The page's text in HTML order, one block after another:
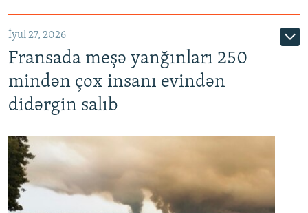
İyul 27, 2026
Fransada meşə yanğınları 250
mindən çox insanı evindən
didərgin salıb